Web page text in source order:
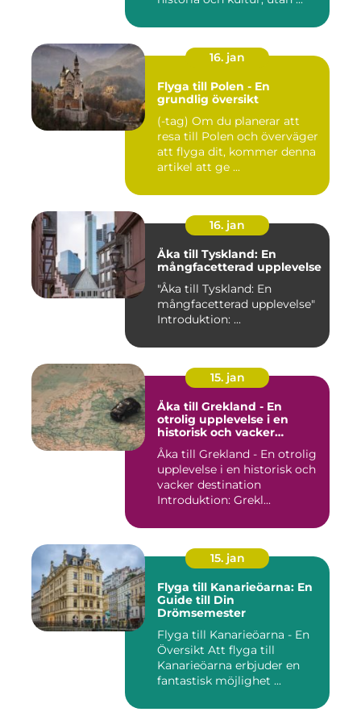
16. jan
Flyga till Polen - En
grundlig översikt
(-tag) Om du planerar att
resa till Polen och överväger
att flyga dit, kommer denna
artikel att ge ...
16. jan
Åka till Tyskland: En
mångfacetterad upplevelse
"Åka till Tyskland: En
mångfacetterad upplevelse"
Introduktion: ...
15. jan
Åka till Grekland - En
otrolig upplevelse i en
historisk och vacker
destination
Åka till Grekland - En otrolig
upplevelse i en historisk och
vacker destination
Introduktion: Grekl...
15. jan
Flyga till Kanarieöarna: En
Guide till Din
Drömsemester
Flyga till Kanarieöarna - En
Översikt Att flyga till
Kanarieöarna erbjuder en
fantastisk möjlighet ...